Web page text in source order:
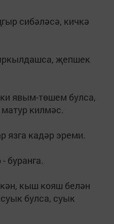
сибәләсә, кичкә
җепшек
явым-төшем булса,
килмәс.
язга кадәр эреми.
буранга.
кыш кояш белән
булса, суык